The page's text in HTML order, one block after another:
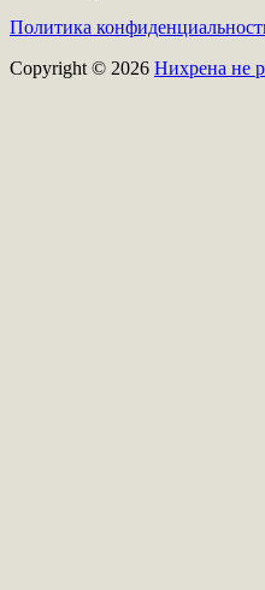
Политика
Copyright © 2026 Нихрена не